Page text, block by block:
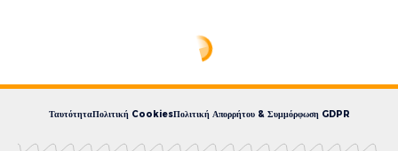
ΤαυτότηταΠολιτική CookiesΠολιτική Απορρήτου & Συμμόρφωση GDPR